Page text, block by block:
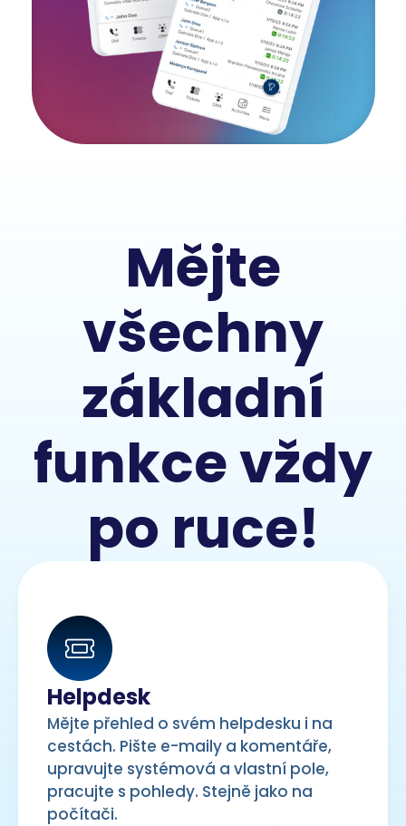
Mějte
všechny
základní
funkce vždy
po ruce!
Helpdesk
Mějte přehled o svém helpdesku i na
cestách. Pište e-maily a komentáře,
upravujte systémová a vlastní pole,
pracujte s pohledy. Stejně jako na
počítači.